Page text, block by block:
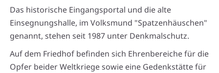
Das historische Eingangsportal und die alte
Einsegnungshalle, im Volksmund "Spatzenhäuschen"
genannt, stehen seit 1987 unter Denkmalschutz.
Auf dem Friedhof befinden sich Ehrenbereiche für die
Opfer beider Weltkriege sowie eine Gedenkstätte für